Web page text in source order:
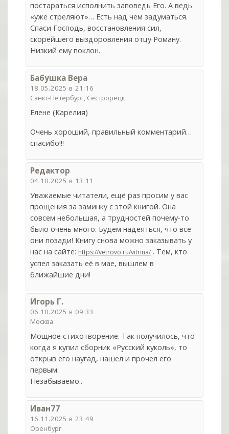
постараться исполнить заповедь Его. А ведь
«уже стреляют»… Есть над чем задуматься.
Спаси Господь, восстановления сил,
скорейшего выздоровления отцу Роману.
Низкий ему поклон.
Бабушка Вера
18.05.2025 в 21:16
Санкт-Петербург, Сестрорецк
Елене (Карелия)
Очень хороший, правильный комментарий…
спасибо!!!
Редактор
04.10.2025 в 13:11
Уважаемые читатели, ещё раз просим у вас
прощения за заминку с этой книгой. Она
совсем небольшая, а трудностей почему-то
было очень много. Будем надеяться, что все
они позади! Книгу снова можно заказывать у
нас на сайте: https://vetrovo.ru/vitrina/ . Тем, кто
успел заказать её в мае, вышлем в
ближайшие дни!
Игорь Г.
06.10.2025 в 09:33
Москва
Мощное стихотворение. Так получилось, что
когда я купил сборник «Русский куколь», то
открыв его наугад, нашел и прочел его
первым.
Незабываемо..
Иван77
16.11.2025 в 23:49
Оренбург